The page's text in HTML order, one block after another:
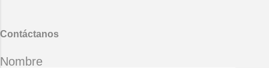
Contáctanos
Nombre